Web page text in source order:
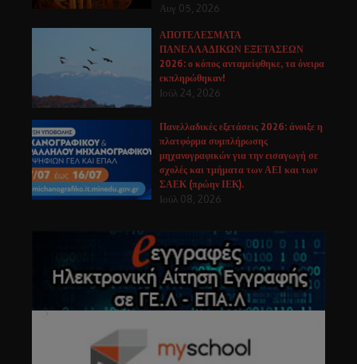
Αυγ 05, 2026
ΑΠΟΤΕΛΕΣΜΑΤΑ
ΠΑΝΕΛΛΑΔΙΚΩΝ ΕΞΕΤΑΣΕΩΝ
2026: ο κόπος ανταμείφθηκε, τα όνειρα
εκπληρώθηκαν!
Ιούλ 24, 2026
Πανελλαδικές εξετάσεις 2026: άνοιξε η
πλατφόρμα συμπλήρωσης
μηχανογραφικών για την εισαγωγή σε
σχολές και τμήματα των ΑΕΙ και των
ΣΑΕΚ (πρώην ΙΕΚ).
Ιούλ 08, 2026